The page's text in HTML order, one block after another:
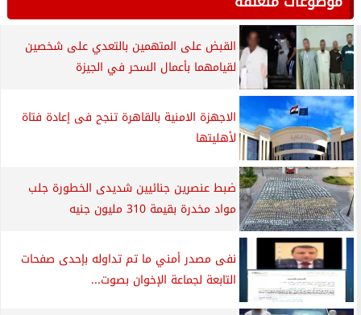
القبض على المتهمين بالتعدي على شخصين
لقيامهما بأعمال السحر في الجيزة
الاجهزة الامنية بالقاهرة تنجح فى إعادة فتاة
لأهليتها
ضبط عنصرين جنائيين شديدى الخطورة جلب
مواد مخدرة بقيمة 310 مليون جنيه
نفى مصدر أمني ما تم تداوله بإحدى صفحات
التابعة لجماعة الإخوان بصوت...